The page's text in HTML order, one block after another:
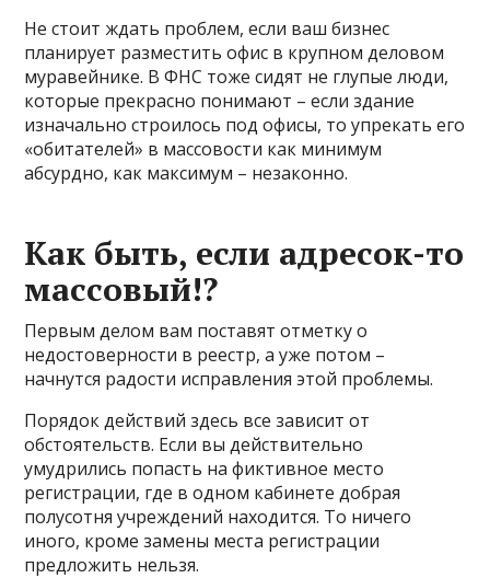
Не стоит ждать проблем, если ваш бизнес
планирует разместить офис в крупном деловом
муравейнике. В ФНС тоже сидят не глупые люди,
которые прекрасно понимают – если здание
изначально строилось под офисы, то упрекать его
«обитателей» в массовости как минимум
абсурдно, как максимум – незаконно.
Как быть, если адресок-то
массовый!?
Первым делом вам поставят отметку о
недостоверности в реестр, а уже потом –
начнутся радости исправления этой проблемы.
Порядок действий здесь все зависит от
обстоятельств. Если вы действительно
умудрились попасть на фиктивное место
регистрации, где в одном кабинете добрая
полусотня учреждений находится. То ничего
иного, кроме замены места регистрации
предложить нельзя.